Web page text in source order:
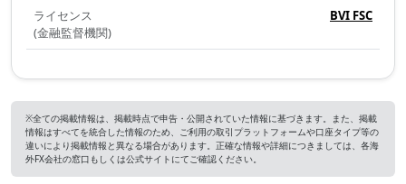
ライセンス
(金融監督機関)
BVI FSC
※全ての掲載情報は、掲載時点で申告・公開されていた情報に基づきます。また、掲載
情報はすべてを統合した情報のため、ご利用の取引プラットフォームや口座タイプ等の
違いにより掲載情報と異なる場合があります。正確な情報や詳細につきましては、各海
外FX会社の窓口もしくは公式サイトにてご確認ください。